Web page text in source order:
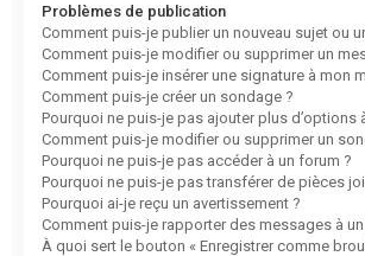
Problèmes de publication
Comment puis-je publier un nouveau sujet ou
Comment puis-je modifier ou supprimer un
Comment puis-je insérer une signature à mon
Comment puis-je créer un sondage ?
Pourquoi ne puis-je pas ajouter plus d’options
Comment puis-je modifier ou supprimer un
Pourquoi ne puis-je pas accéder à un forum ?
Pourquoi ne puis-je pas transférer de pièces
Pourquoi ai-je reçu un avertissement ?
Comment puis-je rapporter des messages à
À quoi sert le bouton « Enregistrer comme